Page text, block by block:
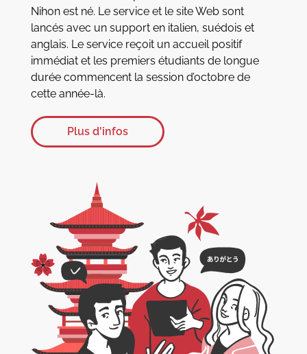
Nihon est né. Le service et le site Web sont
lancés avec un support en italien, suédois et
anglais. Le service reçoit un accueil positif
immédiat et les premiers étudiants de longue
durée commencent la session d’octobre de
cette année-là.
Plus d'infos